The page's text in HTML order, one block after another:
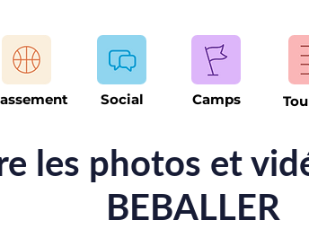
Social Camps
les photos et
BEBALLER